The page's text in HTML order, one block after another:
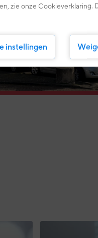
zie onze Cookieverklaring.
instellingen